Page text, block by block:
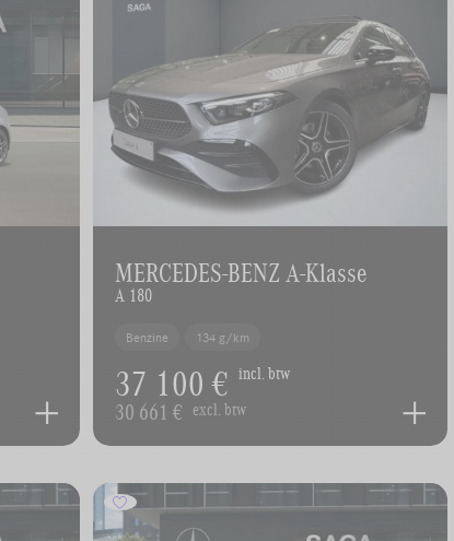
MERCEDES-BENZ A-Klasse
A 180
Benzine 134 g/km
37 100 € incl. btw
30 661 € excl. btw